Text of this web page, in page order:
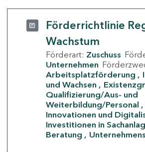
Förderrichtlinie
Wachstum
Förderart: Zuschuss
Unternehmen
Arbeitsplatzförderung
und Wachsen
Qualifizierung/Aus- und
Weiterbildung/Personal
Innovationen und
Investitionen in
Beratung